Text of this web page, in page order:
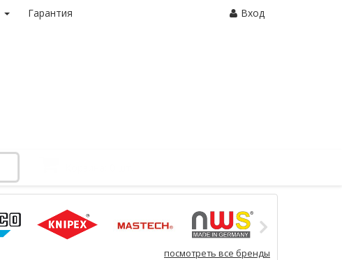
Гарантия Вход
посмотреть все бренды